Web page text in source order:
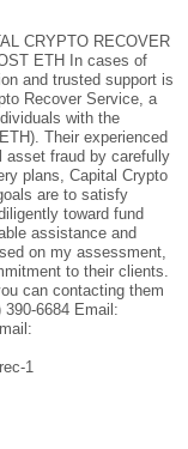
CRYPTO RECOVER
ETH In cases of
and trusted support is
Recover Service, a
with the
Their experienced
asset fraud by carefully
plans, Capital Crypto
are to satisfy
toward fund
assistance and
on my assessment,
to their clients.
can contacting them
6684 Email:
1